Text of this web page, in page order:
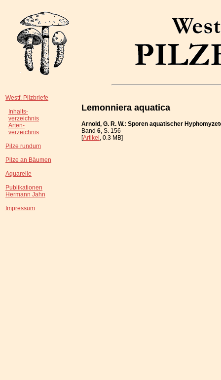
Westf. Pilzbriefe
Inhalts-
verzeichnis
Arten-
verzeichnis
Pilze rundum
Pilze an Bäumen
Aquarelle
Publikationen
Hermann Jahn
Impressum
Lemonniera aquatica
Arnold, G. R. W.: Sporen aquatischer
Band 6, S. 156
[Artikel, 0.3 MB]